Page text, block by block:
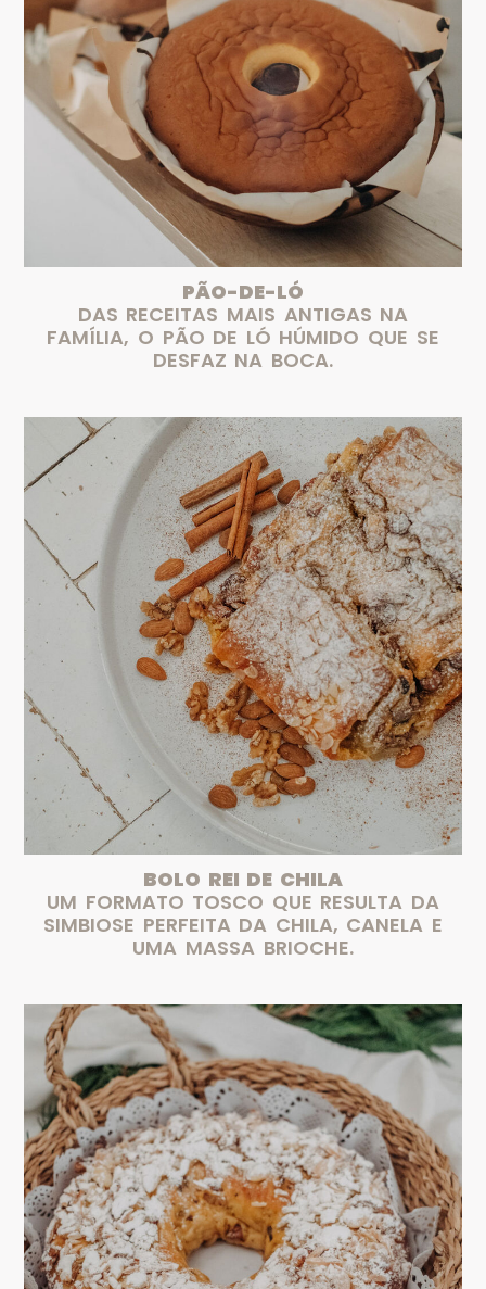
PÃO-DE-LÓ
DAS RECEITAS MAIS ANTIGAS NA
FAMÍLIA, O PÃO DE LÓ HÚMIDO QUE SE
DESFAZ NA BOCA.
BOLO REI DE CHILA
UM FORMATO TOSCO QUE RESULTA DA
SIMBIOSE PERFEITA DA CHILA, CANELA E
UMA MASSA BRIOCHE.